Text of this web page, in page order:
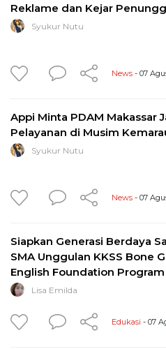
Reklame dan Kejar
Syukur Nutu
News - 07
Appi Minta PDAM Makassar
Pelayanan di Musim
Syukur Nutu
News - 07
Siapkan Generasi Berdaya
SMA Unggulan KKSS Bone
English Foundation
Lisa Emilda
Edukasi - 07